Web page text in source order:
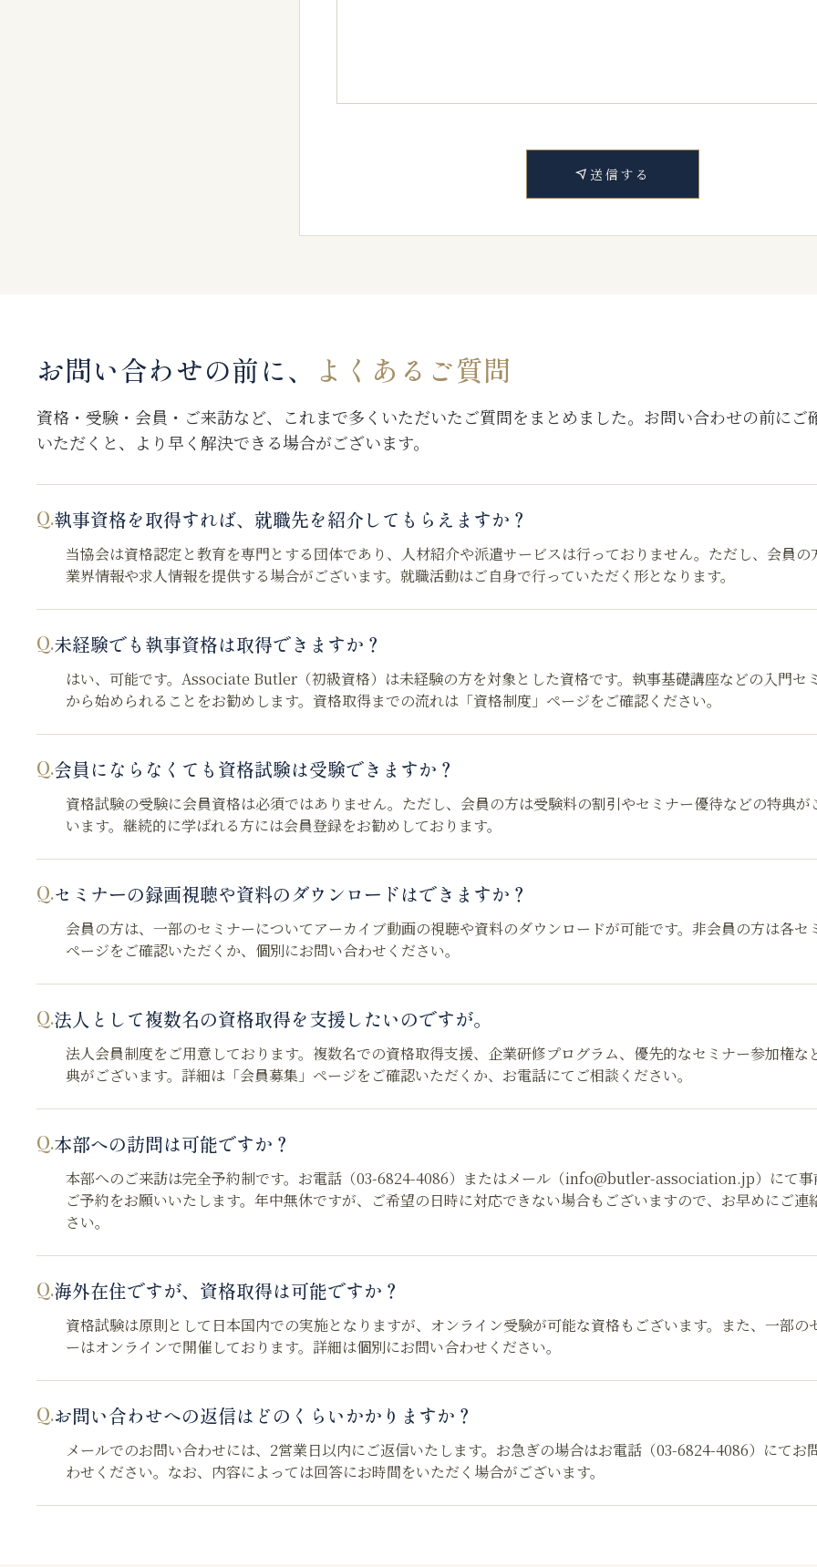
送信する
お問い合わせの前に、 よくあるご質問
資格・受験・会員・ご来訪など、これまで多くいただいたご質問をまとめました。お問い合わせの前にご
いただくと、より早く解決できる場合がございます。
Q.執事資格を取得すれば、就職先を紹介してもらえますか？
当協会は資格認定と教育を専門とする団体であり、人材紹介や派遣サービスは行っておりません。ただし、会員の
業界情報や求人情報を提供する場合がございます。就職活動はご自身で行っていただく形となります。
Q.未経験でも執事資格は取得できますか？
はい、可能です。Associate Butler（初級資格）は未経験の方を対象とした資格です。執事基礎講座などの入門セ
から始められることをお勧めします。資格取得までの流れは「資格制度」ページをご確認ください。
Q.会員にならなくても資格試験は受験できますか？
資格試験の受験に会員資格は必須ではありません。ただし、会員の方は受験料の割引やセミナー優待などの特典が
います。継続的に学ばれる方には会員登録をお勧めしております。
Q.セミナーの録画視聴や資料のダウンロードはできますか？
会員の方は、一部のセミナーについてアーカイブ動画の視聴や資料のダウンロードが可能です。非会員の方は各セ
ページをご確認いただくか、個別にお問い合わせください。
Q.法人として複数名の資格取得を支援したいのですが。
法人会員制度をご用意しております。複数名での資格取得支援、企業研修プログラム、優先的なセミナー参加権な
典がございます。詳細は「会員募集」ページをご確認いただくか、お電話にてご相談ください。
Q.本部への訪問は可能ですか？
本部へのご来訪は完全予約制です。お電話（03-6824-4086）またはメール（info@butler-association.jp）にて事
ご予約をお願いいたします。年中無休ですが、ご希望の日時に対応できない場合もございますので、お早めにご連
さい。
Q.海外在住ですが、資格取得は可能ですか？
資格試験は原則として日本国内での実施となりますが、オンライン受験が可能な資格もございます。また、一部の
ーはオンラインで開催しております。詳細は個別にお問い合わせください。
Q.お問い合わせへの返信はどのくらいかかりますか？
メールでのお問い合わせには、2営業日以内にご返信いたします。お急ぎの場合はお電話（03-6824-4086）にてお
わせください。なお、内容によっては回答にお時間をいただく場合がございます。